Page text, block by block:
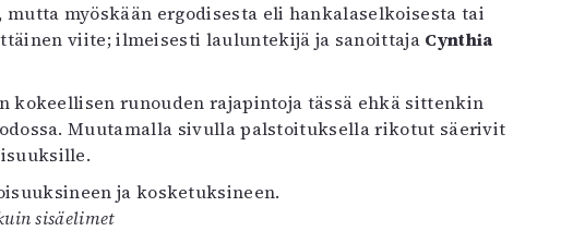
myöskään ergodisesta eli hankalaselkoisesta tai
viite; ilmeisesti lauluntekijä ja sanoittaja Cynthia
kokeellisen runouden rajapintoja tässä ehkä sittenkin
Muutamalla sivulla palstoituksella rikotut säerivit
ja kosketuksineen.
sisäelimet